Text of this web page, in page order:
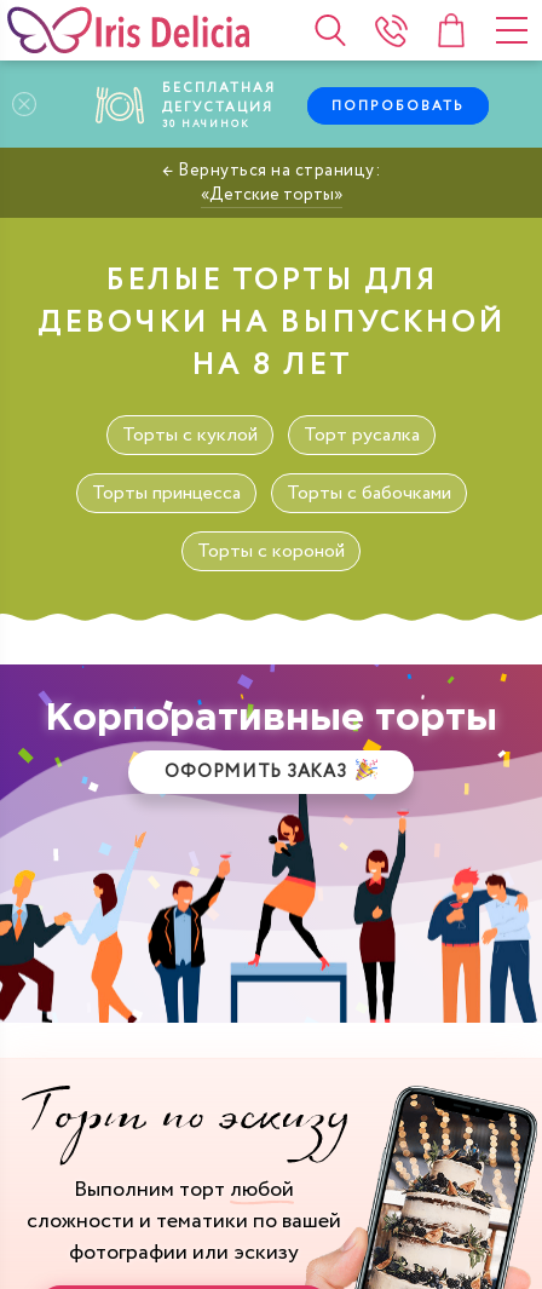
БЕСПЛАТНАЯ
ДЕГУСТАЦИЯ
30 НАЧИНОК
ПОПРОБОВАТЬ
Детские торты
БЕЛЫЕ ТОРТЫ ДЛЯ
ДЕВОЧКИ НА ВЫПУСКНОЙ
НА 8 ЛЕТ
Торты с куклой Торт русалка
Торты принцесса Торты с бабочками
Торты с короной
Корпоративные торты
ОФОРМИТЬ ЗАКАЗ
Выполним торт любой
сложности и тематики по вашей
фотографии или эскизу